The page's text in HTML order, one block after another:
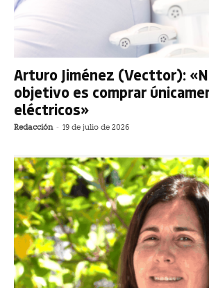
Arturo Jiménez (Vecttor):
objetivo es comprar
eléctricos»
Redacción - 19 de julio de 2026